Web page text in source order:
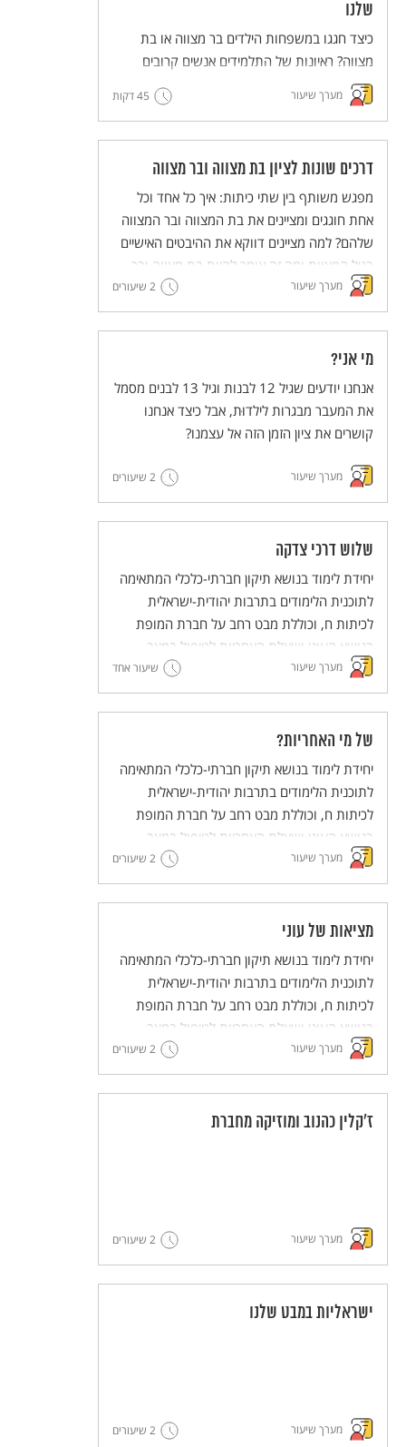
שלנו
כיצד חגגו במשפחות הילדים בר מצווה או בת
מצווה? ראיונות של התלמידים אנשים קרובים
אליהם יסייעו לנו להרחיב ולהכיר את הדרכים
השונות לציון החגיגה ואת הדמיון וההבדל בינם
מערך שיעור 45 דקות
דרכים שונות לציון בת מצווה ובר מצווה
מפגש משותף בין שתי כיתות: איך כל אחד וכל
אחת חוגגים ומציינים את בת המצווה ובר המצווה
שלהם? למה מציינים דווקא את ההיבטים האישיים
בגיל המצוות ומה זה אומר להיות בת מצווה ובר
מצווה בימינו ובעבר?
מערך שיעור 2 שיעורים
מי אני?
אנחנו יודעים שגיל 12 לבנות וגיל 13 לבנים מסמל
את המעבר מבגרות לילדוּת, אבל כיצד אנחנו
קושרים את ציון הזמן הזה אל עצמנו?
מערך שיעור 2 שיעורים
שלוש דרכי צדקה
יחידת לימוד בנושא תיקון חברתי-כלכלי המתאימה
לתוכנית הלימודים בתרבות יהודית-ישראלית
לכיתות ח, וכוללת מבט רחב על חברת המופת
בנושא העוני ושאלת האחריות לטיפול במצב.
מערך שיעור שיעור אחד
של מי האחריות?
יחידת לימוד בנושא תיקון חברתי-כלכלי המתאימה
לתוכנית הלימודים בתרבות יהודית-ישראלית
לכיתות ח, וכוללת מבט רחב על חברת המופת
בנושא העוני ושאלת האחריות לטיפול במצב.
מערך שיעור 2 שיעורים
מציאות של עוני
יחידת לימוד בנושא תיקון חברתי-כלכלי המתאימה
לתוכנית הלימודים בתרבות יהודית-ישראלית
לכיתות ח, וכוללת מבט רחב על חברת המופת
בנושא העוני ושאלת האחריות לטיפול במצב.
מערך שיעור 2 שיעורים
ז'קלין כהנוב ומוזיקה מחברת
מערך שיעור 2 שיעורים
ישראליות במבט שלנו
מערך שיעור 2 שיעורים